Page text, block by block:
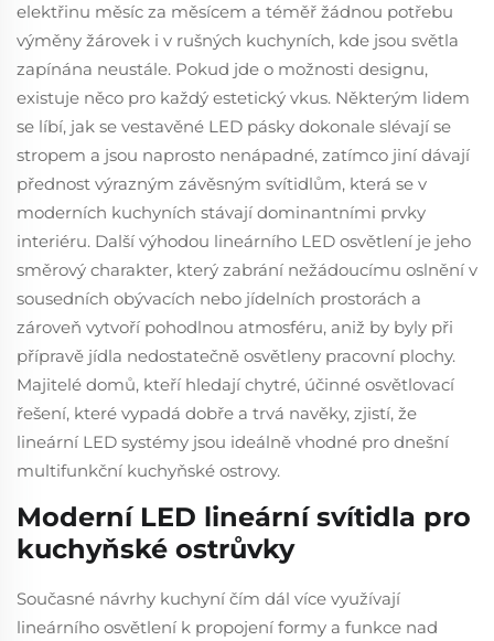
elektřinu měsíc za měsícem a téměř žádnou potřebu
výměny žárovek i v rušných kuchyních, kde jsou světla
zapínána neustále. Pokud jde o možnosti designu,
existuje něco pro každý estetický vkus. Některým lidem
se líbí, jak se vestavěné LED pásky dokonale slévají se
stropem a jsou naprosto nenápadné, zatímco jiní dávají
přednost výrazným závěsným svítidlům, která se v
moderních kuchyních stávají dominantními prvky
interiéru. Další výhodou lineárního LED osvětlení je jeho
směrový charakter, který zabrání nežádoucímu oslnění v
sousedních obývacích nebo jídelních prostorách a
zároveň vytvoří pohodlnou atmosféru, aniž by byly při
přípravě jídla nedostatečně osvětleny pracovní plochy.
Majitelé domů, kteří hledají chytré, účinné osvětlovací
řešení, které vypadá dobře a trvá navěky, zjistí, že
lineární LED systémy jsou ideálně vhodné pro dnešní
multifunkční kuchyňské ostrovy.
Moderní LED lineární svítidla pro
kuchyňské ostrůvky
Současné návrhy kuchyní čím dál více využívají
lineárního osvětlení k propojení formy a funkce nad